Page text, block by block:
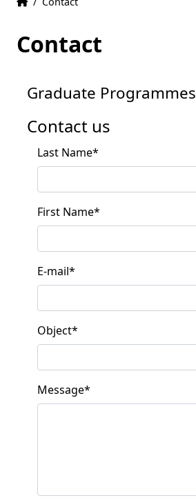
Contact
Graduate Programmes
Contact us
Last Name*
First Name*
E-mail*
Object*
Message*